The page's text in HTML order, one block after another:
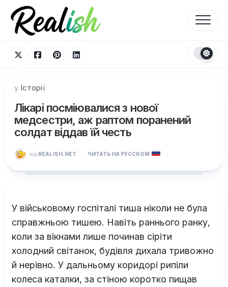
Перейти
вмісту
у Історії
Лікарі посміювалися з нової
медсестри, аж раптом поранений
солдат віддав їй честь
від REALISH.NET · ЧИТАТЬ НА РУССКОМ
У військовому госпіталі тиша ніколи не була
справжньою тишею. Навіть раннього ранку,
коли за вікнами лише починав сіріти
холодний світанок, будівля дихала тривожно
й нерівно. У дальньому коридорі рипіли
колеса каталки, за стіною коротко пищав